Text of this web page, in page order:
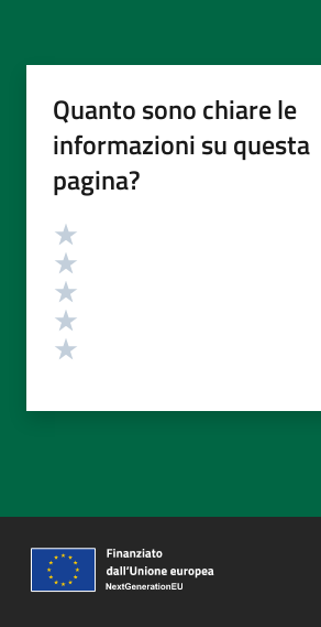
Quanto sono chiare le
informazioni su questa
pagina?
Valutazione